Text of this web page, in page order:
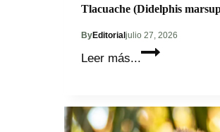
Tlacuache (Didelphis
ByEditorial julio 27, 2026
Leer más...
Tlacuache